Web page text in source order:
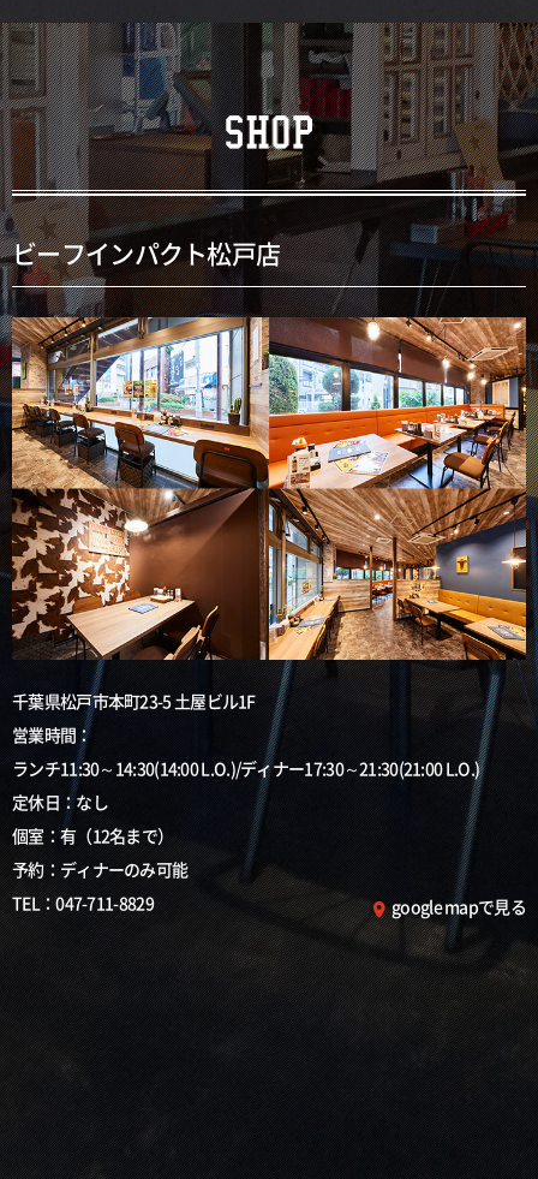
ビーフインパクト松戸店
千葉県松戸市本町23-5 土屋ビル1F
営業時間：
ランチ11:30～14:30(14:00 L.O.)/ディナー17:30～21:30(21:00 L.O.)
定休日：なし
個室：有（12名まで）
予約：ディナーのみ可能
TEL：047-711-8829 google mapで見る